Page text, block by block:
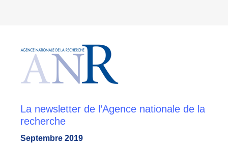
La newsletter de l’Agence nationale de la
recherche
Septembre 2019